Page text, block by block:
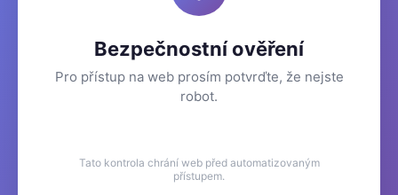
Bezpečnostní ověření
Pro přístup na web prosím potvrďte, že nejste
robot.
Tato kontrola chrání web před automatizovaným
přístupem.